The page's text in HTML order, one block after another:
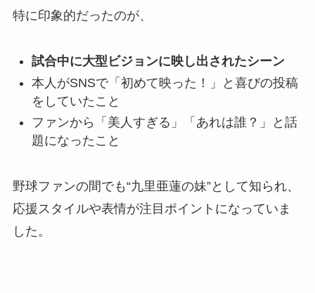
特に印象的だったのが、
試合中に大型ビジョンに映し出されたシーン
本人がSNSで「初めて映った！」と喜びの投稿
をしていたこと
ファンから「美人すぎる」「あれは誰？」と話
題になったこと
野球ファンの間でも“九里亜蓮の妹”として知られ、
応援スタイルや表情が注目ポイントになっていま
した。